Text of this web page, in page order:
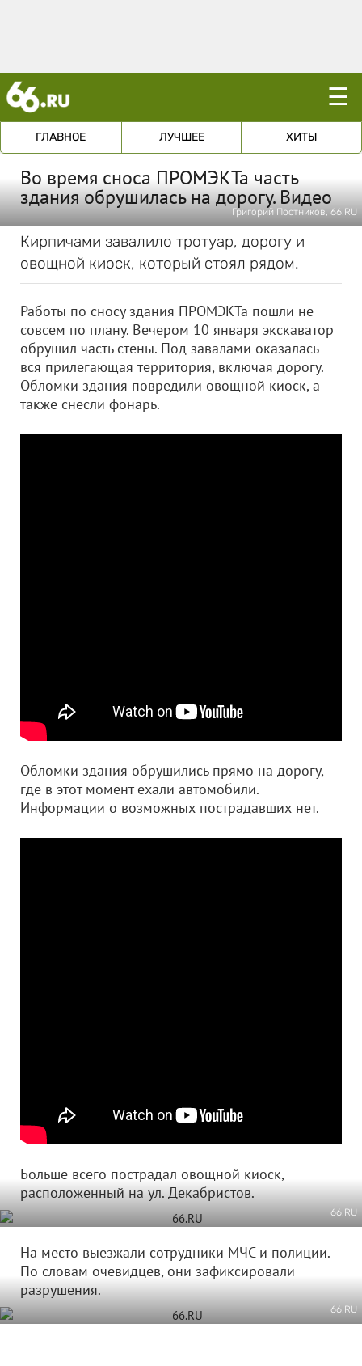
☰
ГЛАВНОЕ ЛУЧШЕЕ ХИТЫ
Во время сноса ПРОМЭКТа часть
здания обрушилась на дорогу. Видео
Григорий Постников, 66.RU
Кирпичами завалило тротуар, дорогу и
овощной киоск, который стоял рядом.
Работы по сносу здания ПРОМЭКТа пошли не
совсем по плану. Вечером 10 января экскаватор
обрушил часть стены. Под завалами оказалась
вся прилегающая территория, включая дорогу.
Обломки здания повредили овощной киоск, а
также снесли фонарь.
Обломки здания обрушились прямо на дорогу,
где в этот момент ехали автомобили.
Информации о возможных пострадавших нет.
Больше всего пострадал овощной киоск,
расположенный на ул. Декабристов.
66.RU
На место выезжали сотрудники МЧС и полиции.
По словам очевидцев, они зафиксировали
разрушения.
66.RU